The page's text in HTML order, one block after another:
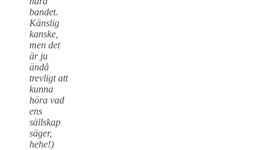
bandet.
Känslig
kanske,
men det
är ju
ändå
trevligt att
kunna
höra vad
ens
sällskap
säger,
hehe!)